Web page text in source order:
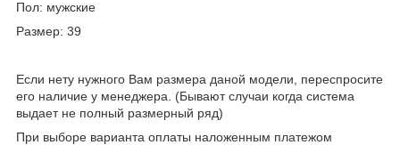
Пол: мужские
Размер: 39
Если нету нужного Вам размера даной модели, переспросите
его наличие у менеджера. (Бывают случаи когда система
выдает не полный размерный ряд)
При выборе варианта оплаты наложенным платежом